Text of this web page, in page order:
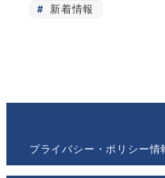
新着情報
プライバシー・ポリシー情